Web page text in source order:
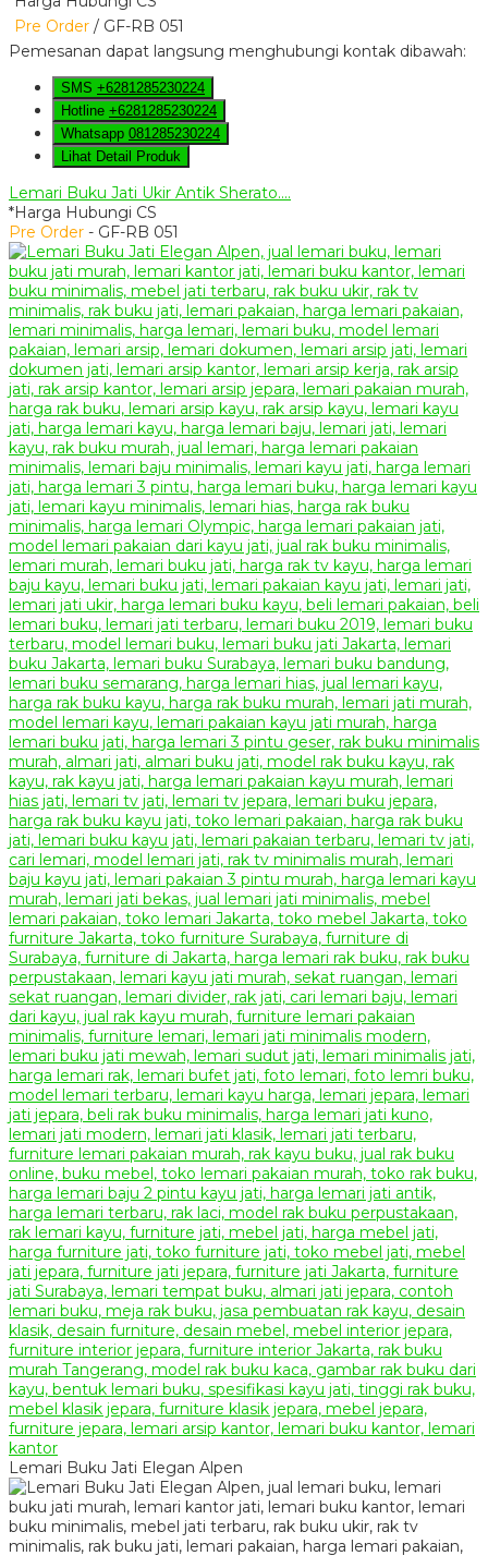
Pre Order / GF-RB 051
Pemesanan dapat langsung menghubungi kontak dibawah:
SMS +6281285230224
Hotline +6281285230224
Whatsapp 081285230224
Lihat Detail Produk
Lemari Buku Jati Ukir Antik Sherato....
*Harga Hubungi CS
Pre Order - GF-RB 051
Lemari Buku Jati Elegan Alpen